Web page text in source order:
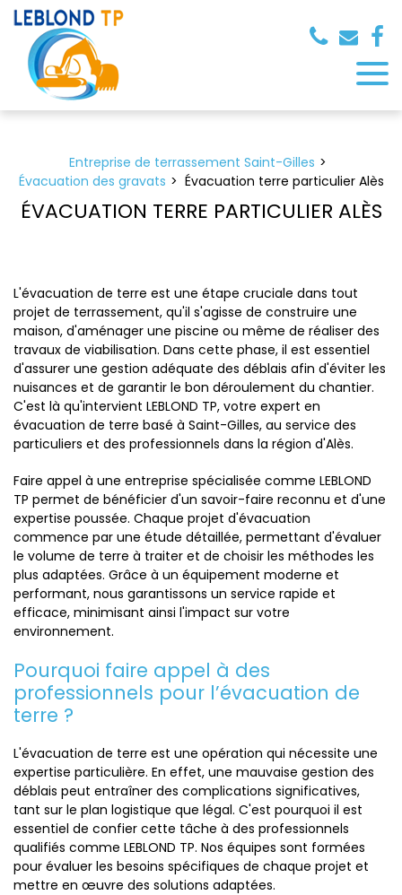
Entreprise de terrassement Saint-Gilles
Évacuation des gravats
Évacuation terre particulier Alès
ÉVACUATION TERRE PARTICULIER ALÈS
L'évacuation de terre est une étape cruciale dans tout
projet de terrassement, qu'il s'agisse de construire une
maison, d'aménager une piscine ou même de réaliser des
travaux de viabilisation. Dans cette phase, il est essentiel
d'assurer une gestion adéquate des déblais afin d'éviter les
nuisances et de garantir le bon déroulement du chantier.
C'est là qu'intervient LEBLOND TP, votre expert en
évacuation de terre basé à Saint-Gilles, au service des
particuliers et des professionnels dans la région d'Alès.
Faire appel à une entreprise spécialisée comme LEBLOND
TP permet de bénéficier d'un savoir-faire reconnu et d'une
expertise poussée. Chaque projet d'évacuation
commence par une étude détaillée, permettant d'évaluer
le volume de terre à traiter et de choisir les méthodes les
plus adaptées. Grâce à un équipement moderne et
performant, nous garantissons un service rapide et
efficace, minimisant ainsi l'impact sur votre
environnement.
Pourquoi faire appel à des
professionnels pour l’évacuation de
terre ?
L'évacuation de terre est une opération qui nécessite une
expertise particulière. En effet, une mauvaise gestion des
déblais peut entraîner des complications significatives,
tant sur le plan logistique que légal. C'est pourquoi il est
essentiel de confier cette tâche à des professionnels
qualifiés comme LEBLOND TP. Nos équipes sont formées
pour évaluer les besoins spécifiques de chaque projet et
mettre en œuvre des solutions adaptées.
Panneau de gestion des cookies